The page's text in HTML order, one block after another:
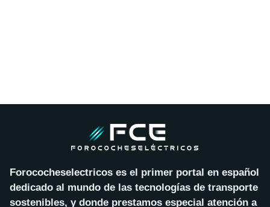
Forococheselectricos es el primer portal en español
dedicado al mundo de las tecnologías de transporte
sostenibles, y donde prestamos especial atención a